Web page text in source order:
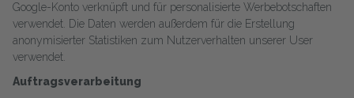
Google-Konto verknüpft und für personalisierte Werbebotschaften
verwendet. Die Daten werden außerdem für die Erstellung
anonymisierter Statistiken zum Nutzerverhalten unserer User
verwendet.
Auftragsverarbeitung